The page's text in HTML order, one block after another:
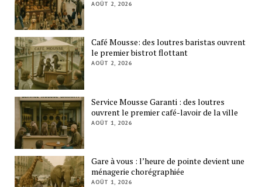
AOÛT 2, 2026
Café Mousse: des loutres baristas ouvrent
le premier bistrot flottant
AOÛT 2, 2026
Service Mousse Garanti : des loutres
ouvrent le premier café-lavoir de la ville
AOÛT 1, 2026
Gare à vous : l’heure de pointe devient une
ménagerie chorégraphiée
AOÛT 1, 2026